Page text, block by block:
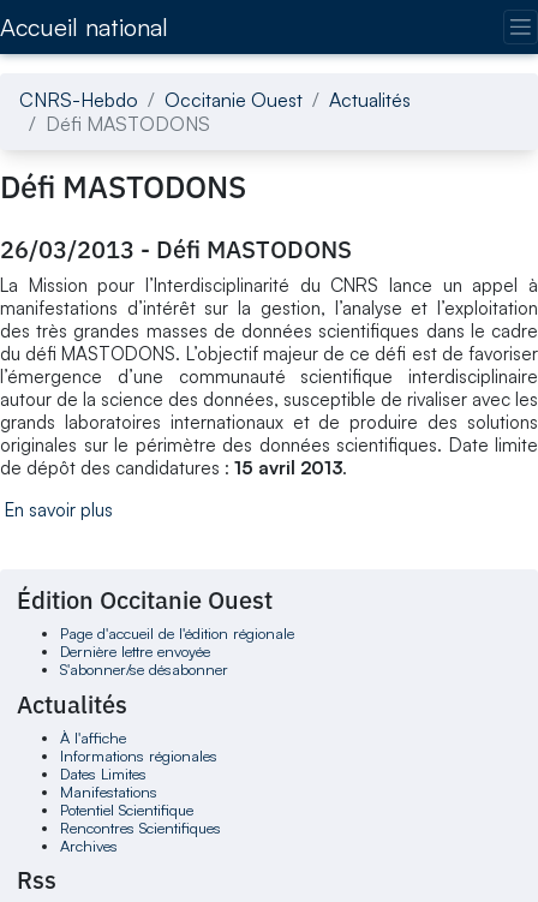
Accueil national
CNRS-Hebdo Occitanie Ouest
Actualités
Défi MASTODONS
Défi MASTODONS
26/03/2013 - Défi MASTODONS
La Mission pour l’Interdisciplinarité du CNRS lance un appel à
manifestations d’intérêt sur la gestion, l’analyse et l’exploitation
des très grandes masses de données scientifiques dans le cadre
du défi MASTODONS. L’objectif majeur de ce défi est de favoriser
l’émergence d’une communauté scientifique interdisciplinaire
autour de la science des données, susceptible de rivaliser avec les
grands laboratoires internationaux et de produire des solutions
originales sur le périmètre des données scientifiques. Date limite
de dépôt des candidatures : 15 avril 2013.
En savoir plus
Édition Occitanie Ouest
Page d'accueil de l'édition régionale
Dernière lettre envoyée
S'abonner/se désabonner
Actualités
À l'affiche
Informations régionales
Dates Limites
Manifestations
Potentiel Scientifique
Rencontres Scientifiques
Archives
Rss